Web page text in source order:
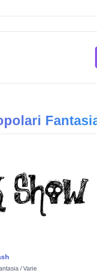
/Varie